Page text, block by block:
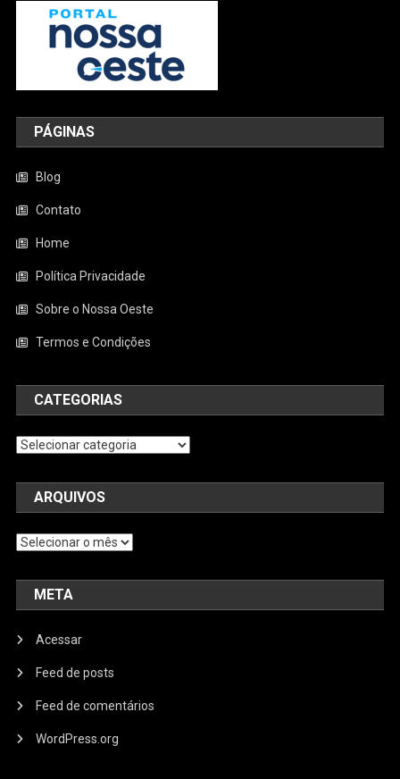
PÁGINAS
Blog
Contato
Home
Política Privacidade
Sobre o Nossa Oeste
Termos e Condições
CATEGORIAS
Categorias
ARQUIVOS
Arquivos
META
Acessar
Feed de posts
Feed de comentários
WordPress.org